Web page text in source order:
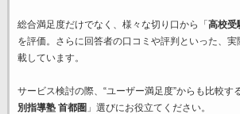
総合満足度だけでなく、様々な切り口から「 高校受
を評価。さらに回答者の口コミや評判といった、
載しています。
サービス検討の際、“ユーザー満足度”からも比較す
別指導塾 首都圏 」選びにお役立てください。